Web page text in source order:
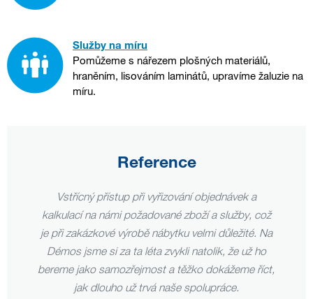
Služby na míru
Pomůžeme s nářezem plošných materiálů,
hraněním, lisováním laminátů, upravíme žaluzie na
míru.
Reference
při vyřizování objednávek a
požadované zboží a služby, což
výrobě nábytku velmi důležité. Na
za ta léta zvykli natolik, že už ho
a těžko dokážeme říct,
už trvá naše spolupráce.
Oceňujeme